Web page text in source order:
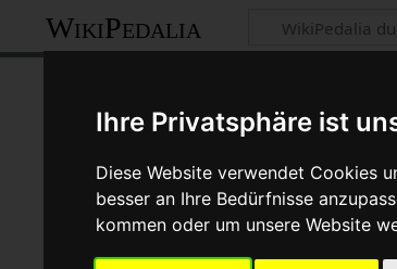
Ihre Privatsphäre ist
Diese Website verwendet Cookies
besser an Ihre Bedürfnisse
kommen oder um unsere Website
WikiPedalia